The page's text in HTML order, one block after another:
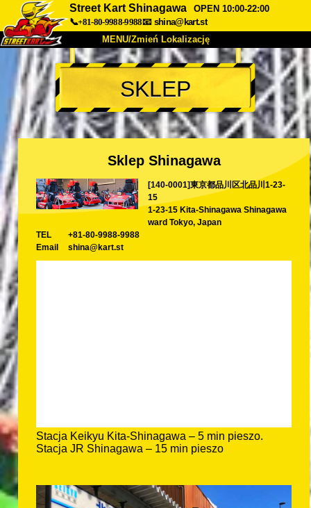
Street Kart Shinagawa
OPEN 10:00-22:00
📞+81-80-9988-9988📧 shina@kart.st
MENU/Zmień Lokalizację
TOP
O nas Specyfikacja Cena
Dojazd Opinie FAQ
Firma Rezerwacja
Zmień Lokalizację
Tokyo Shinagawa Tokyo Akihabara#1
Tokyo Akihabara#2 Tokyo Shibuya
Tokyo Shibuya Annex
SKLEP
Sklep Shinagawa
[140-0001]東京都品川区北品川1-23-
15
1-23-15 Kita-Shinagawa Shinagawa
ward Tokyo, Japan
TEL
+81-80-9988-9988
Email
shina@kart.st
Stacja Keikyu Kita-Shinagawa – 5 min pieszo.
Stacja JR Shinagawa – 15 min pieszo